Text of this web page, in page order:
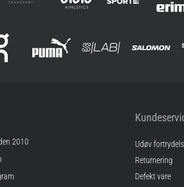
2010
Udøv
Returnering
Defekt vare